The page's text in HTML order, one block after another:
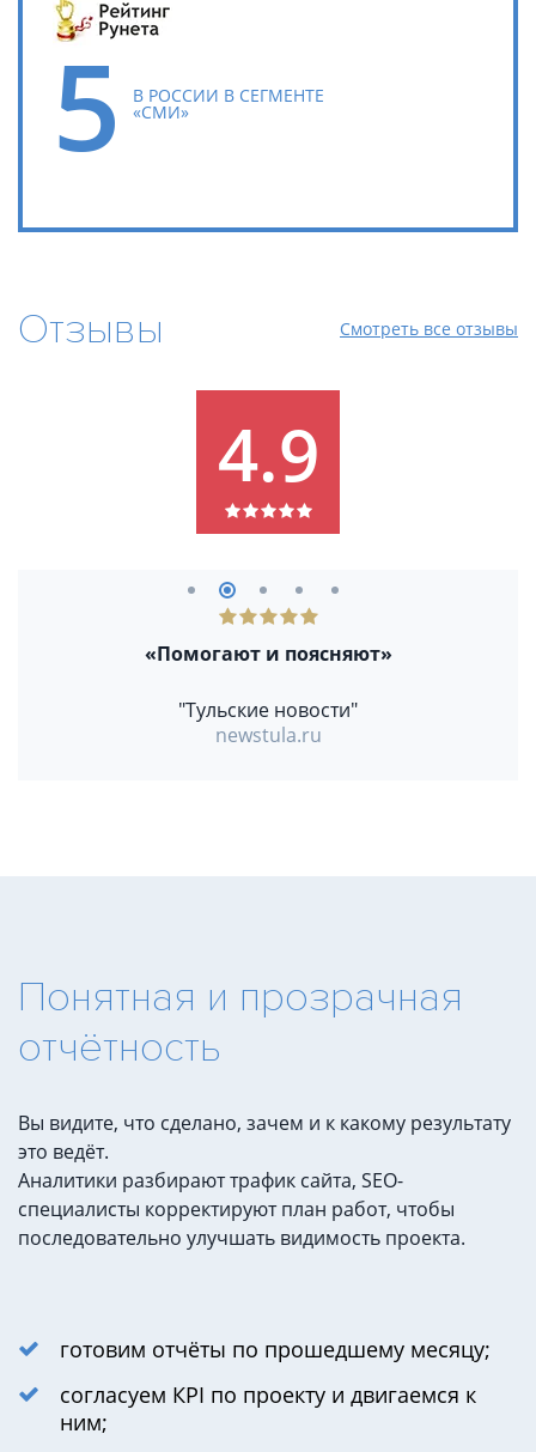
5 В РОССИИ В СЕГМЕНТЕ
«СМИ»
Отзывы Смотреть все отзывы
4.9
«Помогают и поясняют»
"Тульские новости"
newstula.ru
Понятная и прозрачная
отчётность
Вы видите, что сделано, зачем и к какому результату
это ведёт.
Аналитики разбирают трафик сайта, ЅEO-
специалисты корректируют план работ, чтобы
последовательно улучшать видимость проекта.
готовим отчёты по прошедшему месяцу;
согласуем КРІ по проекту и двигаемся к
ним;